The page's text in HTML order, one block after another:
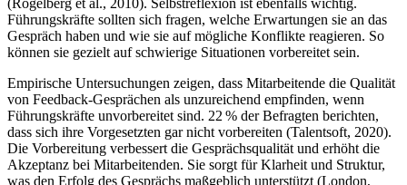
(Rogelberg et al., 2010). Selbstreflexion ist ebenfalls wichtig.
Führungskräfte sollten sich fragen, welche Erwartungen sie an das
Gespräch haben und wie sie auf mögliche Konflikte reagieren. So
können sie gezielt auf schwierige Situationen vorbereitet sein.
Empirische Untersuchungen zeigen, dass Mitarbeitende die Qualität
von Feedback-Gesprächen als unzureichend empfinden, wenn
Führungskräfte unvorbereitet sind. 22 % der Befragten berichten,
dass sich ihre Vorgesetzten gar nicht vorbereiten (Talentsoft, 2020).
Die Vorbereitung verbessert die Gesprächsqualität und erhöht die
Akzeptanz bei Mitarbeitenden. Sie sorgt für Klarheit und Struktur,
was den Erfolg des Gesprächs maßgeblich unterstützt (London,